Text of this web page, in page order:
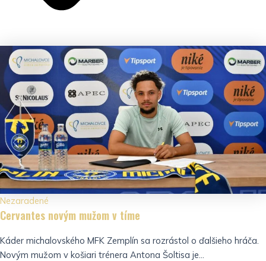
Nezaradené
Cervantes novým mužom v tíme
Káder michalovského MFK Zemplín sa rozrástol o ďalšieho hráča.
Novým mužom v košiari trénera Antona Šoltisa je...